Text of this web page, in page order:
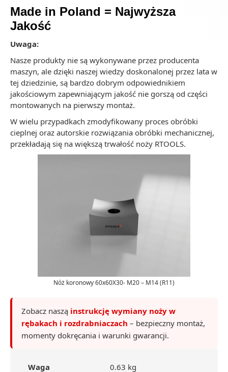
Made in Poland = Najwyższa
Jakość
Uwaga:
Nasze produkty nie są wykonywane przez producenta
maszyn, ale dzięki naszej wiedzy doskonalonej przez lata w
tej dziedzinie, są bardzo dobrym odpowiednikiem
jakościowym zapewniającym jakość nie gorszą od części
montowanych na pierwszy montaż.
W wielu przypadkach zmodyfikowany proces obróbki
cieplnej oraz autorskie rozwiązania obróbki mechanicznej,
przekładają się na większą trwałość noży RTOOLS.
Nóż koronowy 60x60X30- M20 – M14 (R11)
Zobacz naszą instrukcję wymiany noży w
rębakach i rozdrabniaczach – bezpieczny montaż,
momenty dokręcania i warunki gwarancji.
Waga 0.63 kg